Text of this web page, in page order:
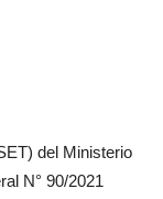
del Ministerio
N° 90/2021